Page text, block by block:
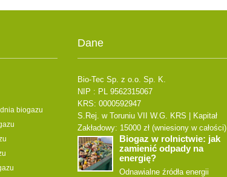
biogazu
Dane
Bio-Tec Sp. z o.o. Sp. K.
NIP : PL 9562315067
KRS: 0000592947
S.Rej. w Toruniu VII W.G. KRS | Kapitał
Zakładowy: 15000 zł (wniesiony w całości)
Biogaz w rolnictwie: jak
zamienić odpady na
energię?
Odnawialne źródła energii